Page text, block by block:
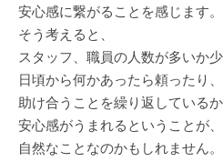
安心感に繋がることを感じます。
そう考えると、
スタッフ、職員の人数が多いか
日頃から何かあったら頼ったり、
助け合うことを繰り返しているか
安心感がうまれるということが、
自然なことなのかもしれません。